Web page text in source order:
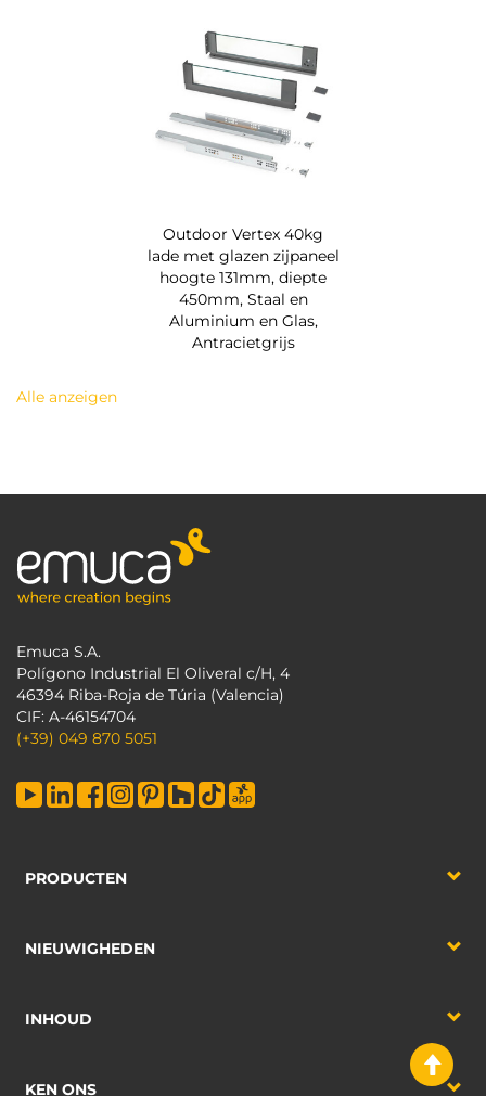
Outdoor Vertex 40kg
lade met glazen zijpaneel
hoogte 131mm, diepte
450mm, Staal en
Aluminium en Glas,
Antracietgrijs
Alle anzeigen
Emuca S.A.
Polígono Industrial El Oliveral c/H, 4
46394 Riba-Roja de Túria (Valencia)
CIF: A-46154704
(+39) 049 870 5051
PRODUCTEN
NIEUWIGHEDEN
INHOUD
KEN ONS